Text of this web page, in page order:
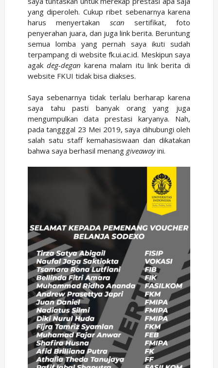
yang diperoleh. Cukup ribet sebenarnya karena
harus menyertakan scan sertifikat, foto
penyerahan juara, dan juga link berita. Beruntung
semua lomba yang pernah saya ikuti sudah
terpampang di website fk.ui.ac.id. Meskipun saya
agakdeg-degan karena malam itu link berita di
website FKUI tidak bisa diakses.
Saya sebenarnya tidak terlalu berharap karena
saya tahu pasti banyak orang yang juga
mengumpulkan data prestasi karyanya. Nah,
pada tangggal 23 Mei 2019, saya dihubungi oleh
salah satu staff kemahasiswaan dan dikatakan
bahwa saya berhasil menang giveawayini.